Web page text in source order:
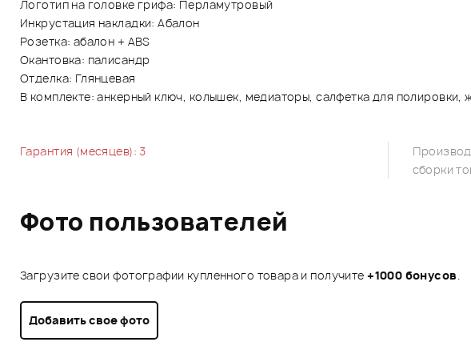
Логотип на головке грифа: Перламутровый
Инкрустация накладки: Абалон
Розетка: абалон + ABS
Окантовка: палисандр
Отделка: Глянцевая
В комплекте: анкерный ключ, колышек, медиаторы, салфетка для полировки,
Гарантия (месяцев): 3
сборки
Фото пользователей
Загрузите свои фотографии купленного товара и получите+1000 бонусов.
Добавить свое фото